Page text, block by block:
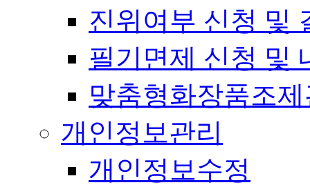
진위여부 신청 및
필기면제 신청 및
맞춤형화장품조
개인정보관리
개인정보수정